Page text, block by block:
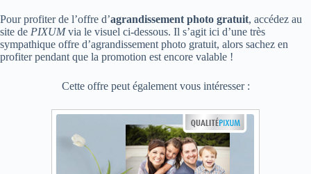
Pour profiter de l’offre d’agrandissement photo gratuit, accédez au
site de PIXUMvia le visuel ci-dessous. Il s’agit ici d’une très
sympathique offre d’agrandissement photo gratuit, alors sachez en
profiter pendant que la promotion est encore valable !
Cette offre peut également vous intéresser :